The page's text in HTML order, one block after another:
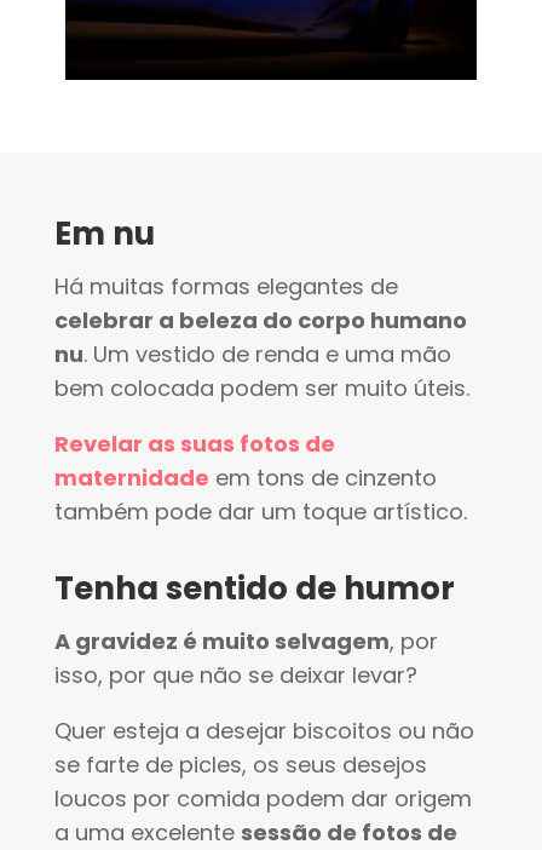
Em nu
Há muitas formas elegantes de
celebrar a beleza do corpo humano
nu. Um vestido de renda e uma mão
bem colocada podem ser muito úteis.
Revelar as suas fotos de
maternidade em tons de cinzento
também pode dar um toque artístico.
Tenha sentido de humor
A gravidez é muito selvagem, por
isso, por que não se deixar levar?
Quer esteja a desejar biscoitos ou não
se farte de picles, os seus desejos
loucos por comida podem dar origem
a uma excelente sessão de fotos de